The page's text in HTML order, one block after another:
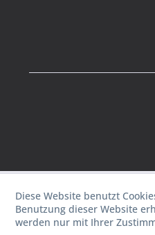
Diese Website benutzt
Benutzung dieser Website
werden nur mit Ihrer